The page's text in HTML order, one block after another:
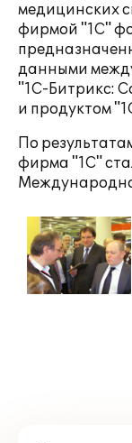
медицинских
фирмой "1С"
данными
"1С-Битрикс:
и продуктом
По
фирма "1С"